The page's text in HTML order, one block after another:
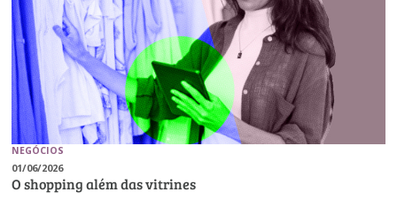
NEGÓCIOS
01/06/2026
O shopping além das vitrines